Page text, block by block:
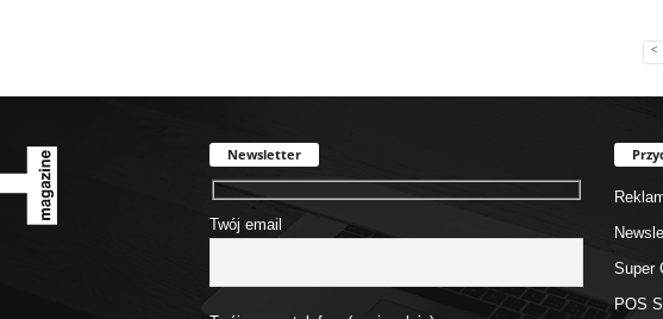
<
Newsletter
Twój email
Super
POS